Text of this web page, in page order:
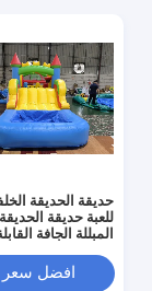
حديقة الحديقة
للعبة حديقة الحديقة
المبللة الجافة
المشترك مع حفرة
البلياردو
افضل سعر